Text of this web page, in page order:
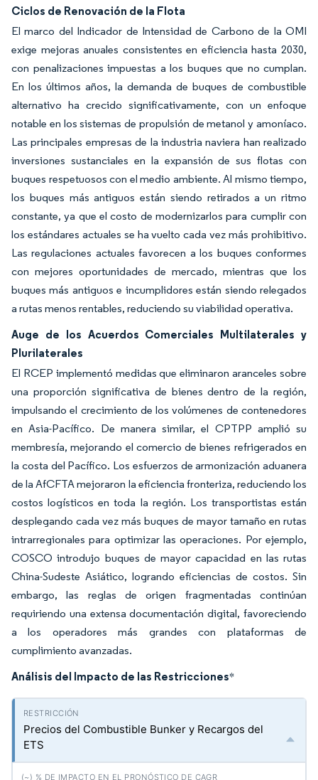
Ciclos de Renovación de la Flota
El marco del Indicador de Intensidad de Carbono de la OMI
exige mejoras anuales consistentes en eficiencia hasta 2030,
con penalizaciones impuestas a los buques que no cumplan.
En los últimos años, la demanda de buques de combustible
alternativo ha crecido significativamente, con un enfoque
notable en los sistemas de propulsión de metanol y amoníaco.
Las principales empresas de la industria naviera han realizado
inversiones sustanciales en la expansión de sus flotas con
buques respetuosos con el medio ambiente. Al mismo tiempo,
los buques más antiguos están siendo retirados a un ritmo
constante, ya que el costo de modernizarlos para cumplir con
los estándares actuales se ha vuelto cada vez más prohibitivo.
Las regulaciones actuales favorecen a los buques conformes
con mejores oportunidades de mercado, mientras que los
buques más antiguos e incumplidores están siendo relegados
a rutas menos rentables, reduciendo su viabilidad operativa.
Auge de los Acuerdos Comerciales Multilaterales y
Plurilaterales
El RCEP implementó medidas que eliminaron aranceles sobre
una proporción significativa de bienes dentro de la región,
impulsando el crecimiento de los volúmenes de contenedores
en Asia-Pacífico. De manera similar, el CPTPP amplió su
membresía, mejorando el comercio de bienes refrigerados en
la costa del Pacífico. Los esfuerzos de armonización aduanera
de la AfCFTA mejoraron la eficiencia fronteriza, reduciendo los
costos logísticos en toda la región. Los transportistas están
desplegando cada vez más buques de mayor tamaño en rutas
intrarregionales para optimizar las operaciones. Por ejemplo,
COSCO introdujo buques de mayor capacidad en las rutas
China-Sudeste Asiático, logrando eficiencias de costos. Sin
embargo, las reglas de origen fragmentadas continúan
requiriendo una extensa documentación digital, favoreciendo
a los operadores más grandes con plataformas de
cumplimiento avanzadas.
Análisis del Impacto de las Restricciones*
Precios del Combustible Bunker y Recargos del
ETS